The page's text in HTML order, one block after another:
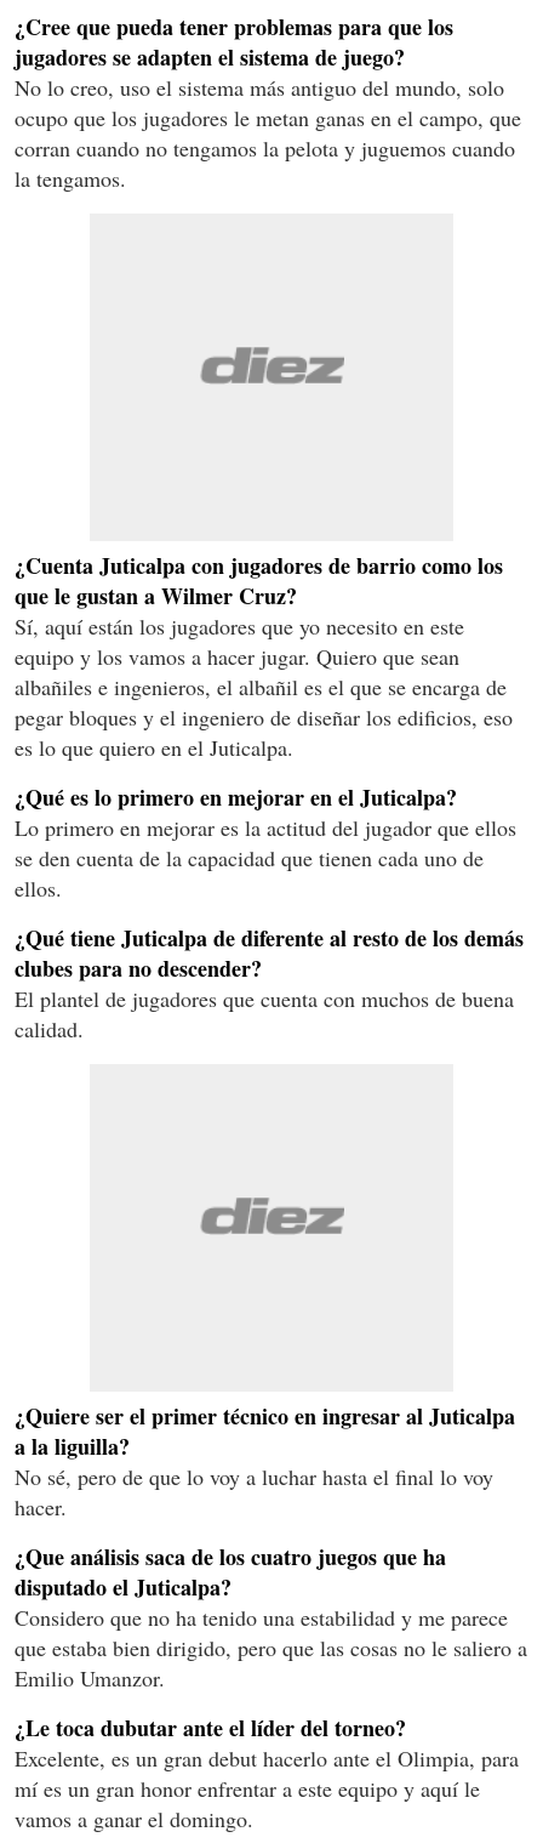
¿Cree que pueda tener problemas para que los
jugadores se adapten el sistema de juego?
No lo creo, uso el sistema más antiguo del mundo, solo
ocupo que los jugadores le metan ganas en el campo, que
corran cuando no tengamos la pelota y juguemos cuando
la tengamos.
¿Cuenta Juticalpa con jugadores de barrio como los
que le gustan a Wilmer Cruz?
Sí, aquí están los jugadores que yo necesito en este
equipo y los vamos a hacer jugar. Quiero que sean
albañiles e ingenieros, el albañil es el que se encarga de
pegar bloques y el ingeniero de diseñar los edificios, eso
es lo que quiero en el Juticalpa.
¿Qué es lo primero en mejorar en el Juticalpa?
Lo primero en mejorar es la actitud del jugador que ellos
se den cuenta de la capacidad que tienen cada uno de
ellos.
¿Qué tiene Juticalpa de diferente al resto de los demás
clubes para no descender?
El plantel de jugadores que cuenta con muchos de buena
calidad.
¿Quiere ser el primer técnico en ingresar al Juticalpa
a la liguilla?
No sé, pero de que lo voy a luchar hasta el final lo voy
hacer.
¿Que análisis saca de los cuatro juegos que ha
disputado el Juticalpa?
Considero que no ha tenido una estabilidad y me parece
que estaba bien dirigido, pero que las cosas no le saliero a
Emilio Umanzor.
¿Le toca dubutar ante el líder del torneo?
Excelente, es un gran debut hacerlo ante el Olimpia, para
mí es un gran honor enfrentar a este equipo y aquí le
vamos a ganar el domingo.